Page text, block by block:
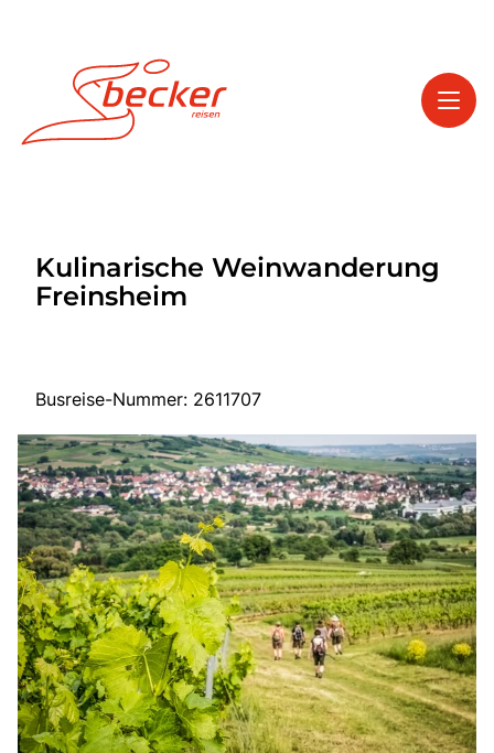
Service
Kontakt
Start
Tagesfahrten
Mehrtagesfahrten
Bus mieten
Katalog anfordern
Gutscheine
Service & Kontakt
Kulinarische Weinwanderung
Freinsheim
Busreise-Nummer: 2611707